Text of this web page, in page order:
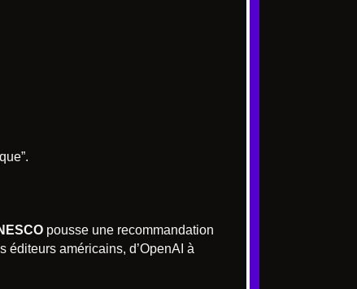
pousse une recommandation
éditeurs américains, d’OpenAI à